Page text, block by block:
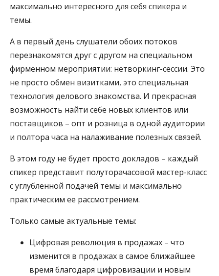
максимально интересного для себя спикера и
темы.
А в первый день слушатели обоих потоков
перезнакомятся друг с другом на специальном
фирменном мероприятии: нетворкинг-сессии. Это
не просто обмен визитками, это специальная
технология делового знакомства. И прекрасная
возможность найти себе новых клиентов или
поставщиков – опт и розница в одной аудитории
и полтора часа на налаживание полезных связей.
В этом году не будет просто докладов – каждый
спикер представит полуторачасовой мастер-класс
с углубленной подачей темы и максимально
практическим ее рассмотрением.
Только самые актуальные темы:
Цифровая революция в продажах – что
изменится в продажах в самое ближайшее
время благодаря цифровизации и новым